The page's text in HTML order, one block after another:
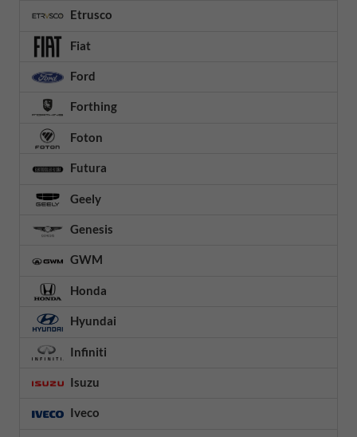
Etrusco
Fiat
Ford
Forthing
Foton
Futura
Geely
Genesis
GWM
Honda
Hyundai
Infiniti
Isuzu
Iveco